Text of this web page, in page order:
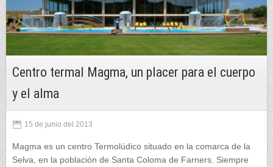
Centro termal Magma, un placer para el cuerpo
y el alma
15 de junio del 2013
Magma es un centro Termolúdico situado en la comarca de la
Selva, en la población de Santa Coloma de Farners. Siempre